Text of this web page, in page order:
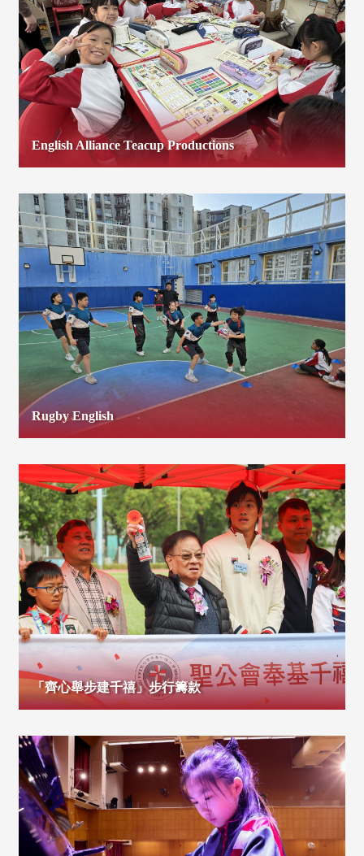
English Alliance Teacup Productions
Rugby English
「齊心舉步建千禧」步行籌款